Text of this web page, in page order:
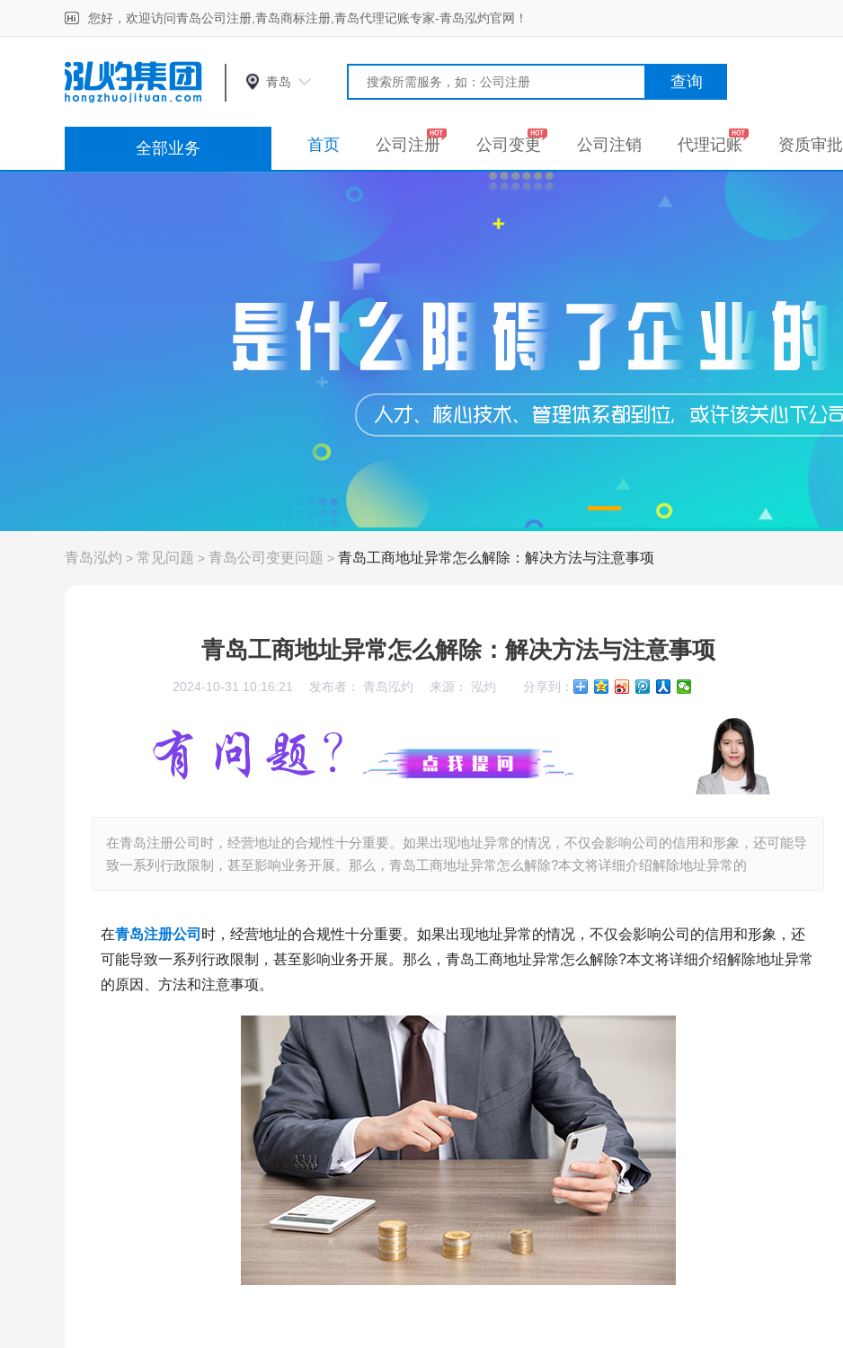
您好，欢迎访问青岛公司注册,青岛商标注册,青岛代理记账专家-青岛泓灼官网！
青岛 查询
全部业务 首页 公司注册 公司变更 公司注销 代理记账 资质审批
青岛泓灼 > 常见问题 > 青岛公司变更问题 > 青岛工商地址异常怎么解除：解决方法与注意事项
青岛工商地址异常怎么解除：解决方法与注意事项
2024-10-31 10:16:21 发布者： 青岛泓灼 来源： 泓灼 分享到：
在青岛注册公司时，经营地址的合规性十分重要。如果出现地址异常的情况，不仅会影响公司的信用和形象，还可能导
致一系列行政限制，甚至影响业务开展。那么，青岛工商地址异常怎么解除?本文将详细介绍解除地址异常的
在青岛注册公司 时，经营地址的合规性十分重要。如果出现地址异常的情况，不仅会影响公司的信用和形象，还
可能导致一系列行政限制，甚至影响业务开展。那么，青岛工商地址异常怎么解除?本文将详细介绍解除地址异常
的原因、方法和注意事项。